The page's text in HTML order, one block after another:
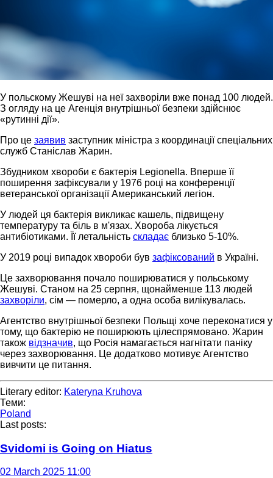
У польскому Жешуві на неї захворіли вже понад 100 людей.
З огляду на це Агенція внутрішньої безпеки здійснює
«рутинні дії».
Про це заявив заступник міністра з координації спеціальних
служб Станіслав Жарин.
Збудником хвороби є бактерія Legionella. Вперше її
поширення зафіксували у 1976 році на конференції
ветеранської організації Американський легіон.
У людей ця бактерія викликає кашель, підвищену
температуру та біль в м'язах. Хвороба лікується
антибіотиками. Її летальність складає близько 5-10%.
У 2019 році випадок хвороби був зафіксований в Україні.
Це захворювання почало поширюватися у польському
Жешуві. Станом на 25 серпня, щонайменше 113 людей
захворіли, сім — померло, а одна особа вилікувалась.
Агентство внутрішньої безпеки Польщі хоче переконатися у
тому, що бактерію не поширюють цілеспрямовано. Жарин
також відзначив, що Росія намагається нагнітати паніку
через захворювання. Це додатково мотивує Агентство
вивчити це питання.
Literary editor: Kateryna Kruhova
Теми:
Poland
Last posts:
Svidomi is Going on Hiatus
02 March 2025 11:00